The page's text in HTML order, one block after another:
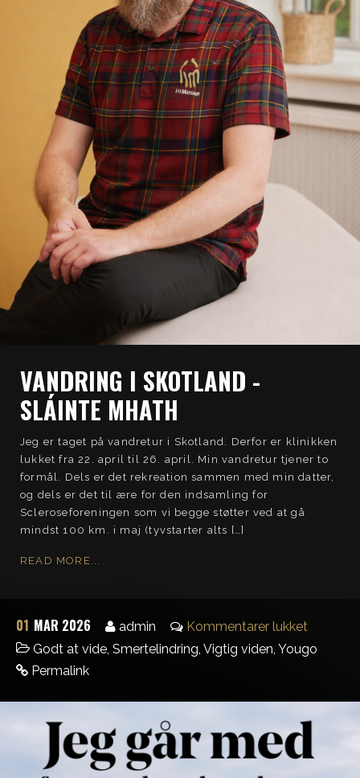
VANDRING I SKOTLAND -
SLÁINTE MHATH
Jeg er taget på vandretur i Skotland. Derfor er klinikken
lukket fra 22. april til 26. april. Min vandretur tjener to
formål. Dels er det rekreation sammen med min datter,
og dels er det til ære for den indsamling for
Scleroseforeningen som vi begge støtter ved at gå
mindst 100 km. i maj (tyvstarter alts […]
READ MORE...
01 MAR 2026 admin
Kommentarer lukket
Godt at vide Smertelindring Vigtig viden Yougo
Permalink